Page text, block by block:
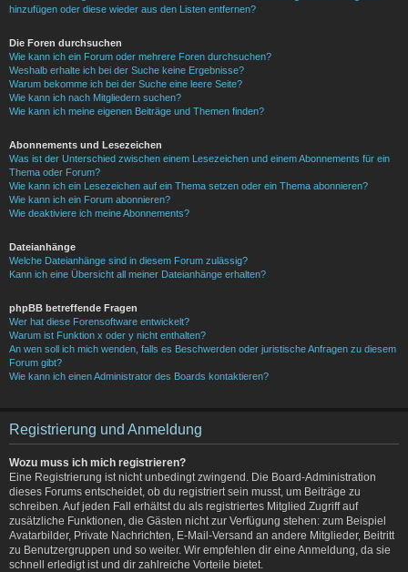
hinzufügen oder diese wieder aus den Listen entfernen?
Die Foren durchsuchen
Wie kann ich ein Forum oder mehrere Foren durchsuchen?
Weshalb erhalte ich bei der Suche keine Ergebnisse?
Warum bekomme ich bei der Suche eine leere Seite?
Wie kann ich nach Mitgliedern suchen?
Wie kann ich meine eigenen Beiträge und Themen finden?
Abonnements und Lesezeichen
Was ist der Unterschied zwischen einem Lesezeichen und einem Abonnements für ein
Thema oder Forum?
Wie kann ich ein Lesezeichen auf ein Thema setzen oder ein Thema abonnieren?
Wie kann ich ein Forum abonnieren?
Wie deaktiviere ich meine Abonnements?
Dateianhänge
Welche Dateianhänge sind in diesem Forum zulässig?
Kann ich eine Übersicht all meiner Dateianhänge erhalten?
phpBB betreffende Fragen
Wer hat diese Forensoftware entwickelt?
Warum ist Funktion x oder y nicht enthalten?
An wen soll ich mich wenden, falls es Beschwerden oder juristische Anfragen zu diesem
Forum gibt?
Wie kann ich einen Administrator des Boards kontaktieren?
Registrierung und Anmeldung
Wozu muss ich mich registrieren?
Eine Registrierung ist nicht unbedingt zwingend. Die Board-Administration
dieses Forums entscheidet, ob du registriert sein musst, um Beiträge zu
schreiben. Auf jeden Fall erhältst du als registriertes Mitglied Zugriff auf
zusätzliche Funktionen, die Gästen nicht zur Verfügung stehen: zum Beispiel
Avatarbilder, Private Nachrichten, E-Mail-Versand an andere Mitglieder, Beitritt
zu Benutzergruppen und so weiter. Wir empfehlen dir eine Anmeldung, da sie
schnell erledigt ist und dir zahlreiche Vorteile bietet.